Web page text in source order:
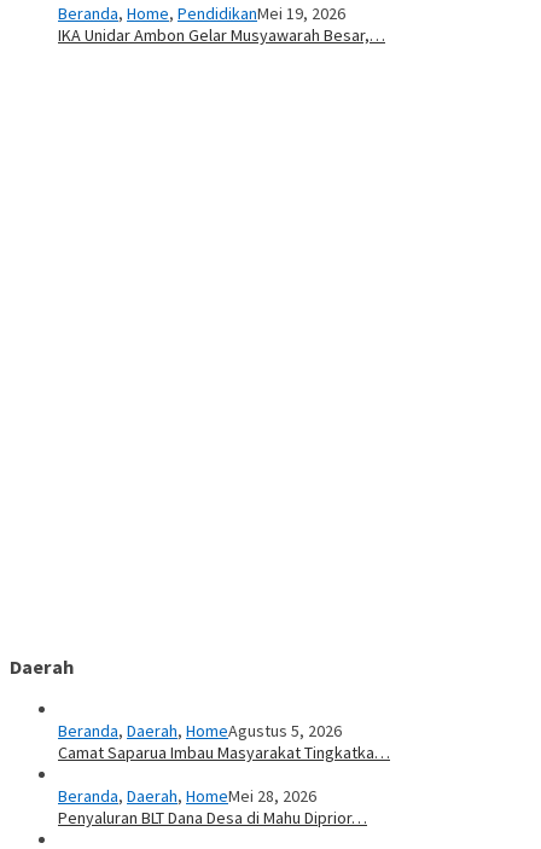
Beranda, Home, PendidikanMei 19, 2026
IKA Unidar Ambon Gelar Musyawarah Besar,…
Daerah
Beranda, Daerah, HomeAgustus 5, 2026
Camat Saparua Imbau Masyarakat Tingkatka…
Beranda, Daerah, HomeMei 28, 2026
Penyaluran BLT Dana Desa di Mahu Diprior…